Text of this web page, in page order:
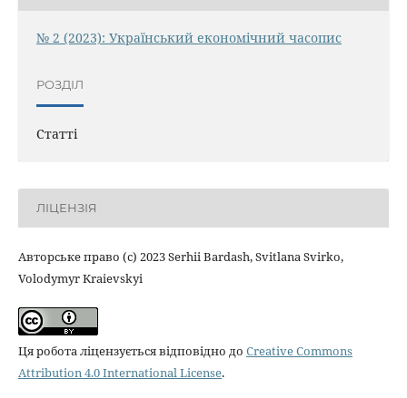
№ 2 (2023): Український економічний часопис
РОЗДІЛ
Статті
ЛІЦЕНЗІЯ
Авторське право (c) 2023 Serhii Bardash, Svitlana Svirko,
Volodymyr Kraievskyi
Ця робота ліцензується відповідно до Creative Commons
Attribution 4.0 International License.